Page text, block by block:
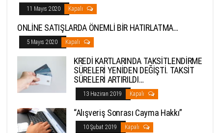
11 Mayıs 2020 Kapalı
ONLİNE SATIŞLARDA ÖNEMLİ BİR HATIRLATMA…
5 Mayıs 2020 Kapalı
KREDİ KARTLARINDA TAKSİTLENDİRME
SÜRELERİ YENİDEN DEĞİŞTİ. TAKSİT
SÜRELERİ ARTIRILDI…
13 Haziran 2019 Kapalı
“Alışveriş Sonrası Cayma Hakkı”
10 Şubat 2019 Kapalı